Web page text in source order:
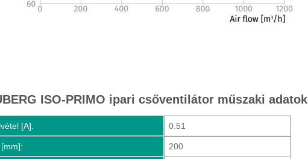
ISO-PRIMO ipari csőventilátor műszaki adatok
[A]: 0.51
200